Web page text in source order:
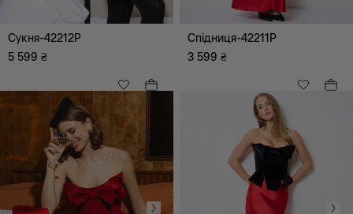
до коліна
Сукня-42212P
5 599 ₴
Спідниця-42211P
3 599 ₴